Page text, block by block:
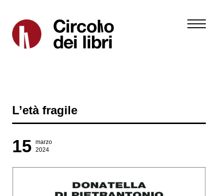
L’età fragile
15
marzo
2024